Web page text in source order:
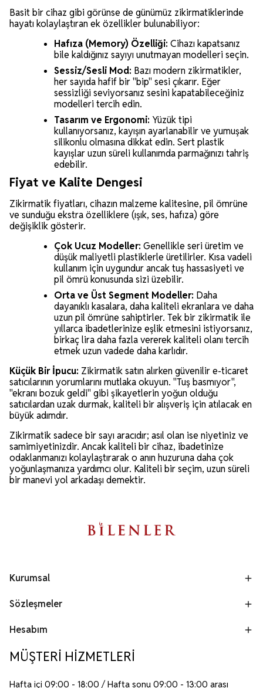
Basit bir cihaz gibi görünse de günümüz zikirmatiklerinde
hayatı kolaylaştıran ek özellikler bulunabiliyor:
Hafıza (Memory) Özelliği: Cihazı kapatsanız
bile kaldığınız sayıyı unutmayan modelleri seçin.
Sessiz/Sesli Mod: Bazı modern zikirmatikler,
her sayıda hafif bir "bip" sesi çıkarır. Eğer
sessizliği seviyorsanız sesini kapatabileceğiniz
modelleri tercih edin.
Tasarım ve Ergonomi: Yüzük tipi
kullanıyorsanız, kayışın ayarlanabilir ve yumuşak
silikonlu olmasına dikkat edin. Sert plastik
kayışlar uzun süreli kullanımda parmağınızı tahriş
edebilir.
Fiyat ve Kalite Dengesi
Zikirmatik fiyatları, cihazın malzeme kalitesine, pil ömrüne
ve sunduğu ekstra özelliklere (ışık, ses, hafıza) göre
değişiklik gösterir.
Çok Ucuz Modeller: Genellikle seri üretim ve
düşük maliyetli plastiklerle üretilirler. Kısa vadeli
kullanım için uygundur ancak tuş hassasiyeti ve
pil ömrü konusunda sizi üzebilir.
Orta ve Üst Segment Modeller: Daha
dayanıklı kasalara, daha kaliteli ekranlara ve daha
uzun pil ömrüne sahiptirler. Tek bir zikirmatik ile
yıllarca ibadetlerinize eşlik etmesini istiyorsanız,
birkaç lira daha fazla vererek kaliteli olanı tercih
etmek uzun vadede daha karlıdır.
Küçük Bir İpucu: Zikirmatik satın alırken güvenilir e-ticaret
satıcılarının yorumlarını mutlaka okuyun. "Tuş basmıyor",
"ekranı bozuk geldi" gibi şikayetlerin yoğun olduğu
satıcılardan uzak durmak, kaliteli bir alışveriş için atılacak en
büyük adımdır.
Zikirmatik sadece bir sayı aracıdır; asıl olan ise niyetiniz ve
samimiyetinizdir. Ancak kaliteli bir cihaz, ibadetinize
odaklanmanızı kolaylaştırarak o anın huzuruna daha çok
yoğunlaşmanıza yardımcı olur. Kaliteli bir seçim, uzun süreli
bir manevi yol arkadaşı demektir.
Kurumsal
Sözleşmeler
Hesabım
MÜŞTERİ HİZMETLERİ
Hafta içi 09:00 - 18:00 / Hafta sonu 09:00 - 13:00 arası